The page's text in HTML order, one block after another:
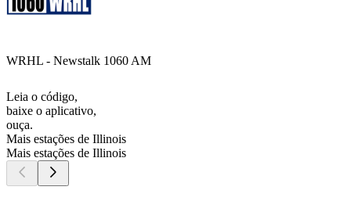
WRHL - Newstalk 1060 AM
Leia o código,
baixe o aplicativo,
ouça.
Mais estações de Illinois
Mais estações de Illinois